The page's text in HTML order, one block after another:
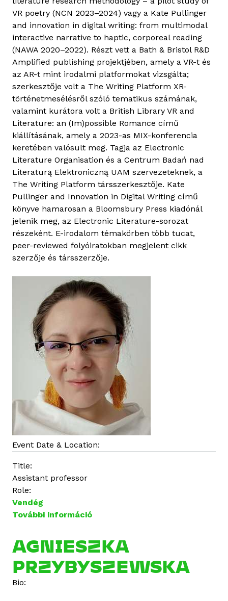
a
p
c
s
o
l
a
t
o
s
a
n
VR poetry (NCN 2023–2024) vagy a Kate Pullinger
and innovation in digital writing: from multimodal
interactive narrative to haptic, corporeal reading
(NAWA 2020–2022). Részt vett a Bath & Bristol R&D
Amplified publishing projektjében, amely a VR-t és
az AR-t mint irodalmi platformokat vizsgálta;
szerkesztője volt a The Writing Platform XR-
történetmesélésről szóló tematikus számának,
valamint kurátora volt a British Library VR and
Literature: an (Im)possible Romance című
kiállításának, amely a 2023-as MIX-konferencia
keretében valósult meg. Tagja az Electronic
Literature Organisation és a Centrum Badań nad
Literaturą Elektroniczną UAM szervezeteknek, a
The Writing Platform társszerkesztője. Kate
Pullinger and Innovation in Digital Writing című
könyve hamarosan a Bloomsbury Press kiadónál
jelenik meg, az Electronic Literature-sorozat
részeként. E-irodalom témakörben több tucat,
peer-reviewed folyóiratokban megjelent cikk
szerzője és társszerzője.
Event Date & Location:
Title:
Assistant professor
Role:
Vendég
További információ
n
i
e
s
AGNIESZKA
PRZYBYSZEWSKA
Bio: